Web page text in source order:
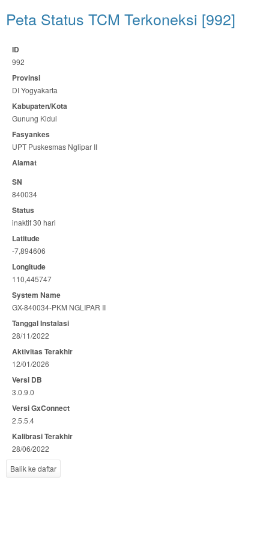
Peta Status TCM Terkoneksi [992]
ID
992
Provinsi
DI Yogyakarta
Kabupaten/Kota
Gunung Kidul
Fasyankes
UPT Puskesmas Nglipar II
Alamat
SN
840034
Status
inaktif 30 hari
Latitude
-7,894606
Longitude
110,445747
System Name
GX-840034-PKM NGLIPAR II
Tanggal Instalasi
28/11/2022
Aktivitas Terakhir
12/01/2026
Versi DB
3.0.9.0
Versi GxConnect
2.5.5.4
Kalibrasi Terakhir
28/06/2022
Balik ke daftar